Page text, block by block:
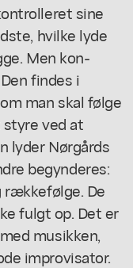
sine
hvilke lyde
Men kon-
findes i
man skal følge
ved at
lyder Nørgårds
begynderes:
rækkefølge. De
fulgt op. Det er
musikken,
improvisator.